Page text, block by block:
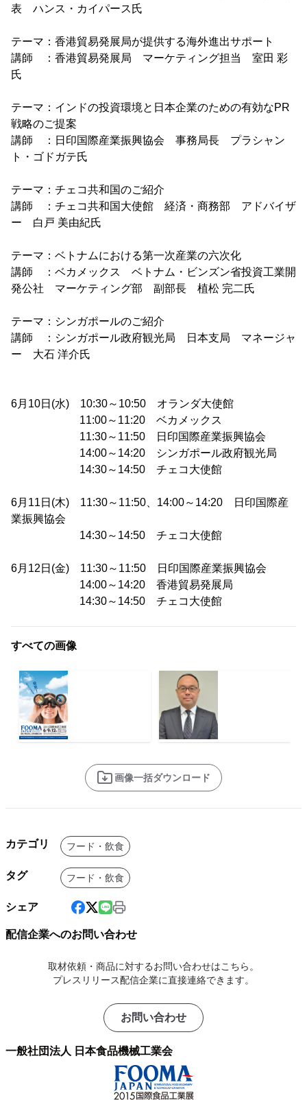
表 ハンス・カイパース氏
テーマ：香港貿易発展局が提供する海外進出サポート
講師 ：香港貿易発展局 マーケティング担当 室田 彩
氏
テーマ：インドの投資環境と日本企業のための有効なPR
戦略のご提案
講師 ：日印国際産業振興協会 事務局長 プラシャン
ト・ゴドガテ氏
テーマ：チェコ共和国のご紹介
講師 ：チェコ共和国大使館 経済・商務部 アドバイザ
ー 白戸 美由紀氏
テーマ：ベトナムにおける第一次産業の六次化
講師 ：ベカメックス ベトナム・ビンズン省投資工業開
発公社 マーケティング部 副部長 植松 完二氏
テーマ：シンガポールのご紹介
講師 ：シンガポール政府観光局 日本支局 マネージャ
ー 大石 洋介氏
6月10日(水) 10:30～10:50 オランダ大使館
11:00～11:20 ベカメックス
11:30～11:50 日印国際産業振興協会
14:00～14:20 シンガポール政府観光局
14:30～14:50 チェコ大使館
6月11日(木) 11:30～11:50、14:00～14:20 日印国際産
業振興協会
14:30～14:50 チェコ大使館
6月12日(金) 11:30～11:50 日印国際産業振興協会
14:00～14:20 香港貿易発展局
14:30～14:50 チェコ大使館
すべての画像
画像一括ダウンロード
カテゴリ フード・飲食
タグ フード・飲食
シェア
配信企業へのお問い合わせ
取材依頼・商品に対するお問い合わせはこちら。
プレスリリース配信企業に直接連絡できます。
お問い合わせ
一般社団法人 日本食品機械工業会